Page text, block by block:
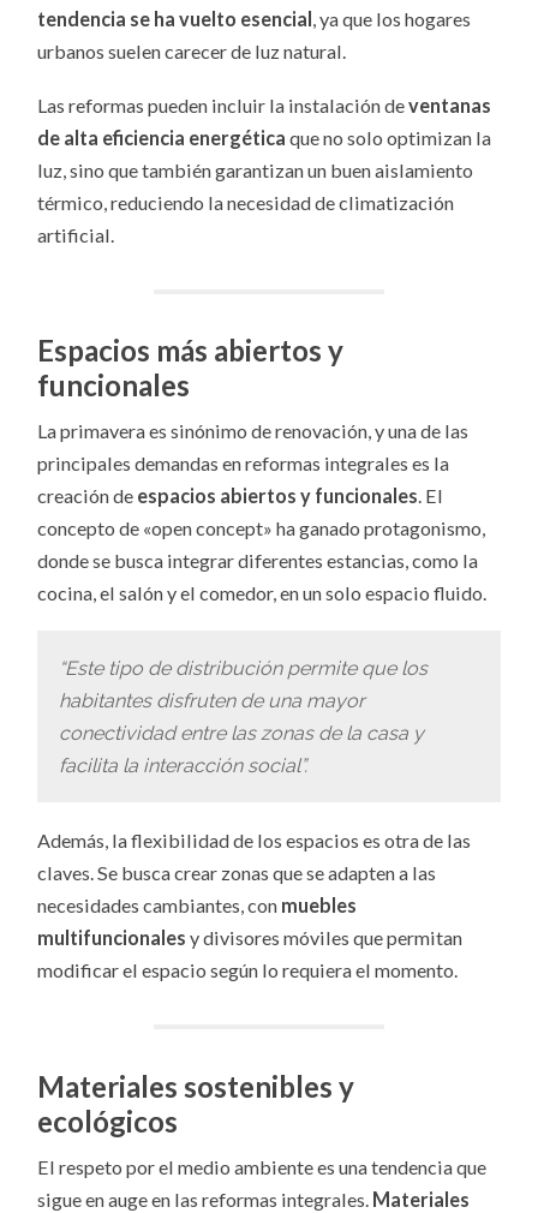
tendencia se ha vuelto esencial, ya que los hogares
urbanos suelen carecer de luz natural.
Las reformas pueden incluir la instalación deventanas
de alta eficiencia energética que no solo optimizan la
luz, sino que también garantizan un buen aislamiento
térmico, reduciendo la necesidad de climatización
artificial.
Espacios más abiertos y
funcionales
La primavera es sinónimo de renovación, y una de las
principales demandas en reformas integrales es la
creación de espacios abiertos y funcionales. El
concepto de «open concept» ha ganado protagonismo,
donde se busca integrar diferentes estancias, como la
cocina, el salón y el comedor, en un solo espacio fluido.
“Este tipo de distribución permite que los
habitantes disfruten de una mayor
conectividad entre las zonas de la casa y
facilita la interacción social”.
Además, la flexibilidad de los espacios es otra de las
claves. Se busca crear zonas que se adapten a las
necesidades cambiantes, con muebles
multifuncionales y divisores móviles que permitan
modificar el espacio según lo requiera el momento.
Materiales sostenibles y
ecológicos
El respeto por el medio ambiente es una tendencia que
sigue en auge en las reformas integrales. Materiales